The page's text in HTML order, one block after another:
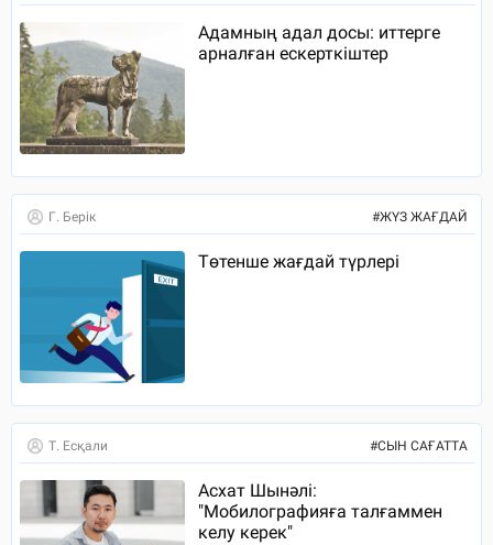
Адамның адал досы: иттерге
арналған ескерткіштер
Г. Берік #ЖҮЗ ЖАҒДАЙ
Төтенше жағдай түрлері
Т. Есқали #СЫН САҒАТТА
Асхат Шынәлі:
"Мобилографияға талғаммен
келу керек"